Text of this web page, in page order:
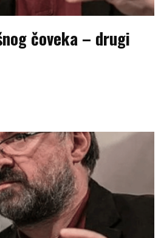
čoveka – drugi